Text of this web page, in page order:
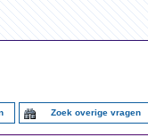
Zoek overige vragen